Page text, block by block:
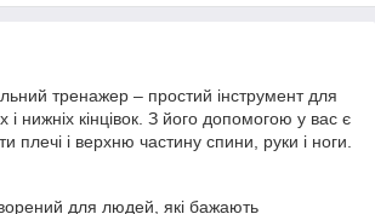
тренажер – простий інструмент для
і нижніх кінцівок. З його допомогою у вас є
плечі і верхню частину спини, руки і ноги.
для людей, які бажають